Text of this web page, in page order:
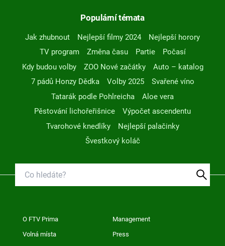
Populární témata
Jak zhubnout Nejlepší filmy 2024
Nejlepší horory
TV program
Změna času Partie
Počasí
Kdy budou volby
ZOO Nové začátky
Auto – katalog
7 pádů Honzy Dědka
Volby 2025
Svařené víno
Tatarák podle Pohlreicha
Aloe vera
Pěstování lichořeřišnice
Výpočet ascendentu
Tvarohové knedlíky
Nejlepší palačinky
Švestkový koláč
O FTV Prima Management
Volná místa Press